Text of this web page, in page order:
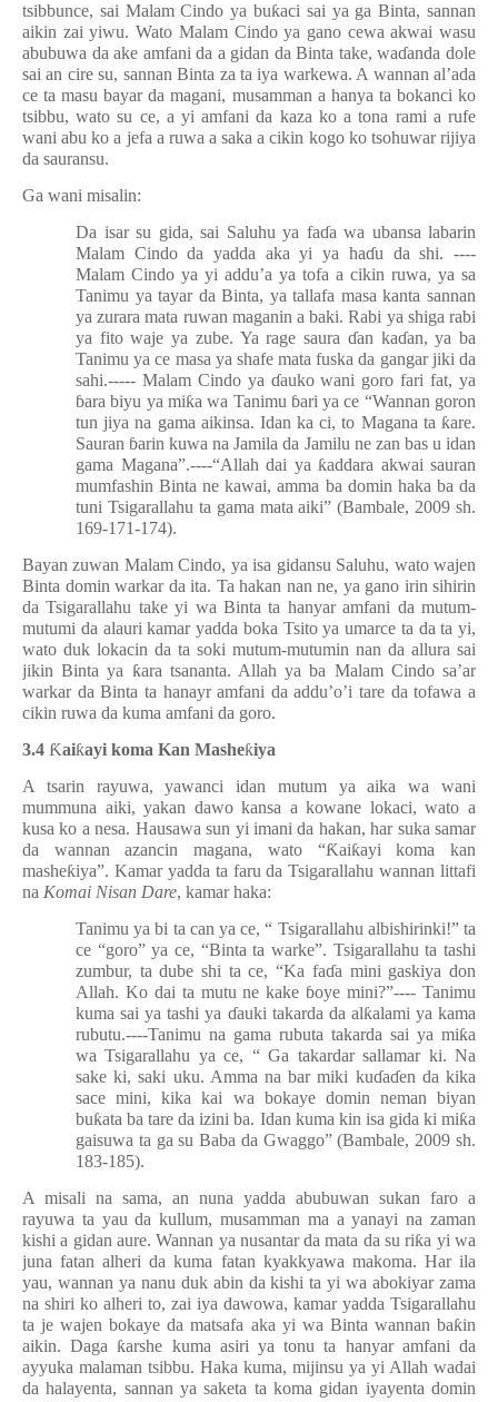
tsibbunce, sai Malam Cindo ya buƙaci sai ya ga Binta, sannan
aikin zai yiwu. Wato Malam Cindo ya gano cewa akwai wasu
abubuwa da ake amfani da a gidan da Binta take, waɗanda dole
sai an cire su, sannan Binta za ta iya warkewa. A wannan al’ada
ce ta masu bayar da magani, musamman a hanya ta bokanci ko
tsibbu, wato su ce, a yi amfani da kaza ko a tona rami a rufe
wani abu ko a jefa a ruwa a saka a cikin kogo ko tsohuwar rijiya
da sauransu.
Ga wani misalin:
Da isar su gida, sai Saluhu ya faɗa wa ubansa labarin
Malam Cindo da yadda aka yi ya haɗu da shi. ----
Malam Cindo ya yi addu’a ya tofa a cikin ruwa, ya sa
Tanimu ya tayar da Binta, ya tallafa masa kanta sannan
ya zurara mata ruwan maganin a baki. Rabi ya shiga rabi
ya fito waje ya zube. Ya rage saura ɗan kaɗan, ya ba
Tanimu ya ce masa ya shafe mata fuska da gangar jiki da
sahi.----- Malam Cindo ya ɗauko wani goro fari fat, ya
ɓara biyu ya miƙa wa Tanimu ɓari ya ce “Wannan goron
tun jiya na gama aikinsa. Idan ka ci, to Magana ta ƙare.
Sauran ɓarin kuwa na Jamila da Jamilu ne zan bas u idan
gama Magana”.----“Allah dai ya ƙaddara akwai sauran
mumfashin Binta ne kawai, amma ba domin haka ba da
tuni Tsigarallahu ta gama mata aiki” (Bambale, 2009 sh.
169-171-174).
Bayan zuwan Malam Cindo, ya isa gidansu Saluhu, wato wajen
Binta domin warkar da ita. Ta hakan nan ne, ya gano irin sihirin
da Tsigarallahu take yi wa Binta ta hanyar amfani da mutum-
mutumi da alauri kamar yadda boka Tsito ya umarce ta da ta yi,
wato duk lokacin da ta soki mutum-mutumin nan da allura sai
jikin Binta ya ƙara tsananta. Allah ya ba Malam Cindo sa’ar
warkar da Binta ta hanayr amfani da addu’o’i tare da tofawa a
cikin ruwa da kuma amfani da goro.
3.4 Ƙaiƙayi koma Kan Masheƙiya
A tsarin rayuwa, yawanci idan mutum ya aika wa wani
mummuna aiki, yakan dawo kansa a kowane lokaci, wato a
kusa ko a nesa. Hausawa sun yi imani da hakan, har suka samar
da wannan azancin magana, wato “Ƙaiƙayi koma kan
masheƙiya”. Kamar yadda ta faru da Tsigarallahu wannan littafi
na Komai Nisan Dare, kamar haka:
Tanimu ya bi ta can ya ce, “ Tsigarallahu albishirinki!” ta
ce “goro” ya ce, “Binta ta warke”. Tsigarallahu ta tashi
zumbur, ta dube shi ta ce, “Ka faɗa mini gaskiya don
Allah. Ko dai ta mutu ne kake ɓoye mini?”---- Tanimu
kuma sai ya tashi ya ɗauki takarda da alƙalami ya kama
rubutu.----Tanimu na gama rubuta takarda sai ya miƙa
wa Tsigarallahu ya ce, “ Ga takardar sallamar ki. Na
sake ki, saki uku. Amma na bar miki kuɗaɗen da kika
sace mini, kika kai wa bokaye domin neman biyan
buƙata ba tare da izini ba. Idan kuma kin isa gida ki miƙa
gaisuwa ta ga su Baba da Gwaggo” (Bambale, 2009 sh.
183-185).
A misali na sama, an nuna yadda abubuwan sukan faro a
rayuwa ta yau da kullum, musamman ma a yanayi na zaman
kishi a gidan aure. Wannan ya nusantar da mata da su riƙa yi wa
juna fatan alheri da kuma fatan kyakkyawa makoma. Har ila
yau, wannan ya nanu duk abin da kishi ta yi wa abokiyar zama
na shiri ko alheri to, zai iya dawowa, kamar yadda Tsigarallahu
ta je wajen bokaye da matsafa aka yi wa Binta wannan baƙin
aikin. Daga ƙarshe kuma asiri ya tonu ta hanyar amfani da
ayyuka malaman tsibbu. Haka kuma, mijinsu ya yi Allah wadai
da halayenta, sannan ya saketa ta koma gidan iyayenta domin